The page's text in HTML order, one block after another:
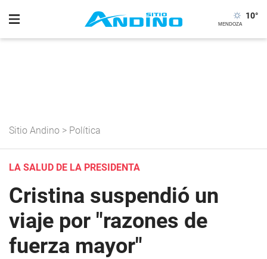
10°
Sitio Andino > Política
LA SALUD DE LA PRESIDENTA
Cristina suspendió un
viaje por "razones de
fuerza mayor"